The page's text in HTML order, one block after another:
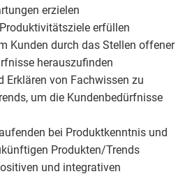
erzielen
erfüllen
Kunden durch das Stellen offener
herauszufinden
Erklären von Fachwissen zu
um die Kundenbedürfnisse
bei Produktkenntnis und
Produkten/Trends
und integrativen